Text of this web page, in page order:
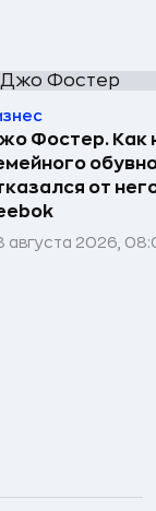
Фостер. Как
от
августа 2026,